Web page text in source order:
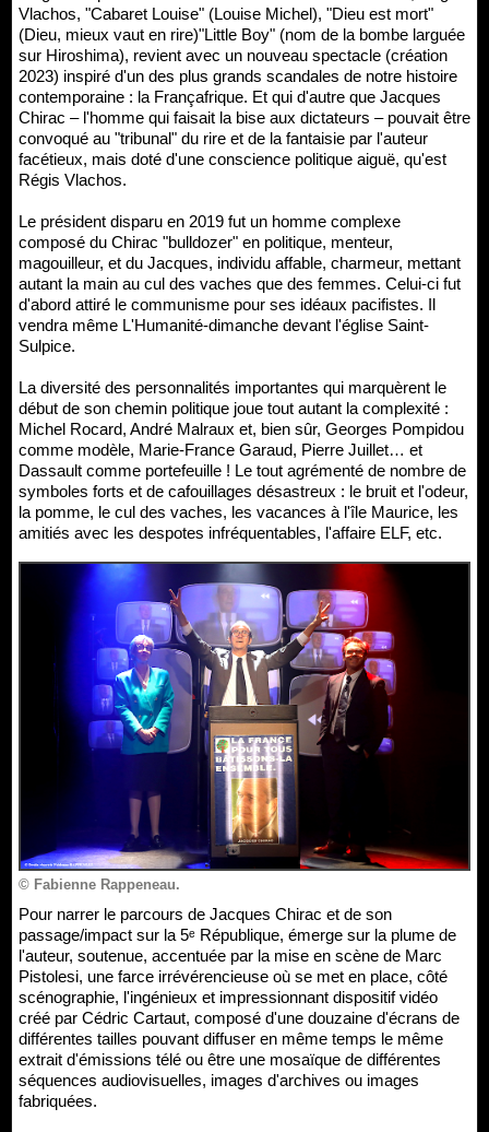
Vlachos, "Cabaret Louise" (Louise Michel), "Dieu est mort"
(Dieu, mieux vaut en rire)"Little Boy" (nom de la bombe larguée
sur Hiroshima), revient avec un nouveau spectacle (création
2023) inspiré d'un des plus grands scandales de notre histoire
contemporaine : la Françafrique. Et qui d'autre que Jacques
Chirac – l'homme qui faisait la bise aux dictateurs – pouvait être
convoqué au "tribunal" du rire et de la fantaisie par l'auteur
facétieux, mais doté d'une conscience politique aiguë, qu'est
Régis Vlachos.
Le président disparu en 2019 fut un homme complexe
composé du Chirac "bulldozer" en politique, menteur,
magouilleur, et du Jacques, individu affable, charmeur, mettant
autant la main au cul des vaches que des femmes. Celui-ci fut
d'abord attiré le communisme pour ses idéaux pacifistes. Il
vendra même L'Humanité-dimanche devant l'église Saint-
Sulpice.
La diversité des personnalités importantes qui marquèrent le
début de son chemin politique joue tout autant la complexité :
Michel Rocard, André Malraux et, bien sûr, Georges Pompidou
comme modèle, Marie-France Garaud, Pierre Juillet… et
Dassault comme portefeuille ! Le tout agrémenté de nombre de
symboles forts et de cafouillages désastreux : le bruit et l'odeur,
la pomme, le cul des vaches, les vacances à l'île Maurice, les
amitiés avec les despotes infréquentables, l'affaire ELF, etc.
© Fabienne Rappeneau.
Pour narrer le parcours de Jacques Chirac et de son
passage/impact sur la 5ᵉ République, émerge sur la plume de
l'auteur, soutenue, accentuée par la mise en scène de Marc
Pistolesi, une farce irrévérencieuse où se met en place, côté
scénographie, l'ingénieux et impressionnant dispositif vidéo
créé par Cédric Cartaut, composé d'une douzaine d'écrans de
différentes tailles pouvant diffuser en même temps le même
extrait d'émissions télé ou être une mosaïque de différentes
séquences audiovisuelles, images d'archives ou images
fabriquées.